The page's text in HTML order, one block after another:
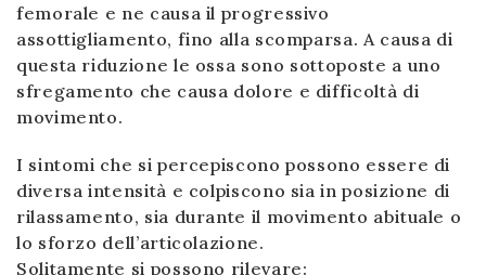
femorale e ne causa il progressivo
assottigliamento, fino alla scomparsa. A causa di
questa riduzione le ossa sono sottoposte a uno
sfregamento che causa dolore e difficoltà di
movimento.
I sintomi che si percepiscono possono essere di
diversa intensità e colpiscono sia in posizione di
rilassamento, sia durante il movimento abituale o
lo sforzo dell’articolazione.
Solitamente si possono rilevare: